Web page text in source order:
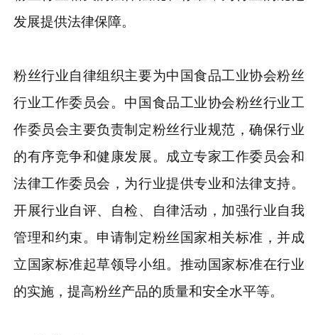
发展提供法律保障。
粉丝行业自律组织主要为中国食品工业协会粉丝
行业工作委员会。中国食品工业协会粉丝行业工
作委员会主要负责制定粉丝行业规范，确保行业
的有序竞争和健康发展。成立专家工作委员会和
法律工作委员会，为行业提供专业和法律支持。
开展行业自评、自检、自律活动，加强行业自我
管理和约束。申请制定粉丝国家相关标准，并成
立国家标准起草领导小组。推动国家标准在行业
的实施，提高粉丝产品的质量和安全水平等。